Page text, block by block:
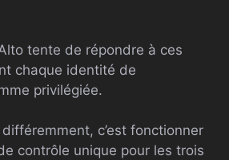
tente de répondre à ces
chaque identité de
privilégiée.
différemment, c’est fonctionner
contrôle unique pour les trois